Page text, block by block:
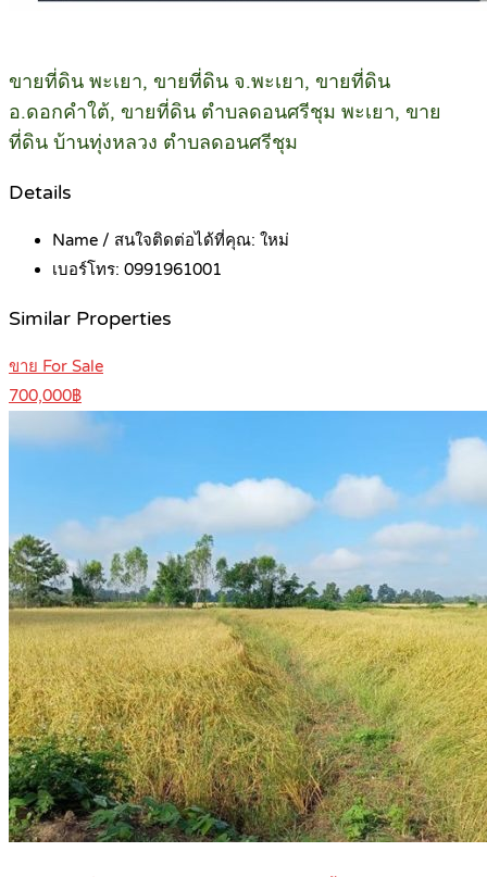
ขายที่ดิน พะเยา, ขายที่ดิน จ.พะเยา, ขายที่ดิน
อ.ดอกคำใต้, ขายที่ดิน ตำบลดอนศรีชุม พะเยา, ขาย
ที่ดิน บ้านทุ่งหลวง ตำบลดอนศรีชุม
Details
Name / สนใจติดต่อได้ที่คุณ: ใหม่
เบอร์โทร: 0991961001
Similar Properties
ขาย For Sale
700,000฿